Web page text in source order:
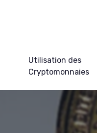
Utilisation des
Cryptomonnaies